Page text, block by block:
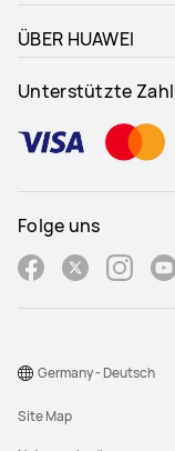
ÜBER HUAWEI
Unterstützte
Folge uns
Site Map
Germany - Deutsch